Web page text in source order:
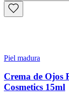
Piel madura
Crema de Ojos
Cosmetics 15ml